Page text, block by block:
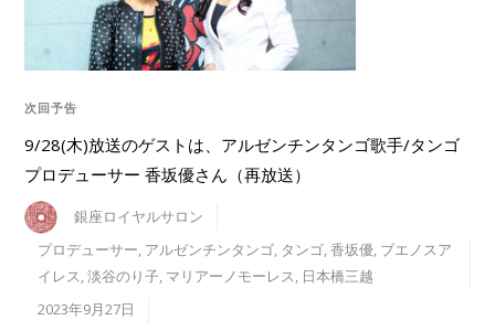
次回予告
9/28(木)放送のゲストは、アルゼンチンタンゴ歌手/タンゴ
プロデューサー 香坂優さん（再放送）
銀座ロイヤルサロン
プロデューサー, アルゼンチンタンゴ, タンゴ,香坂優, ブエノスア
イレス,淡谷のり子, マリアーノモーレス, 日本橋三越
2023年9月27日